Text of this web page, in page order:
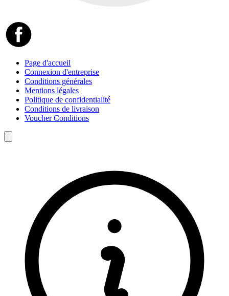
Page d'accueil
Connexion d'entreprise
Conditions générales
Mentions légales
Politique de confidentialité
Conditions de livraison
Voucher Conditions